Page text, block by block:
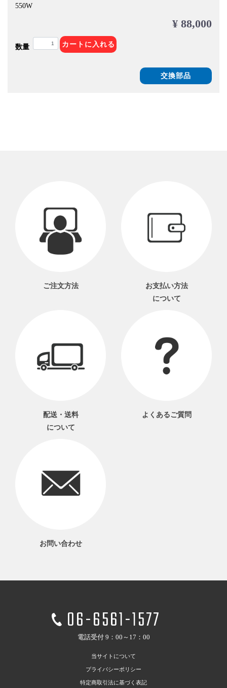
550W
¥ 88,000
数量 カートに入れる
交換部品
ご注文方法
お支払い方法
について
配送・送料
について
よくあるご質問
お問い合わせ
06-6561-1577
電話受付 9：00～17：00
当サイトについて
プライバシーポリシー
特定商取引法に基づく表記